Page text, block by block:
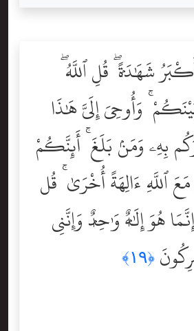
شَهَٰدَةًۭ ۖ قُلِ ٱللَّهُ
وَأُوحِىَ إِلَىَّ هَٰذَا
بِهِۦ وَمَنۢ بَلَغَ ۚ أَئِنَّكُمْ
ٱللَّهِ ءَالِهَةً أُخْرَىٰ ۚ قُل
هُوَ إِلَٰهٌۭ وَٰحِدٌۭ وَإِنَّنِى
﴿١٩﴾